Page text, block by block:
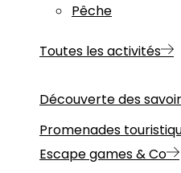
Pêche
Toutes les activités
Découverte des
Promenades
Escape games & Co